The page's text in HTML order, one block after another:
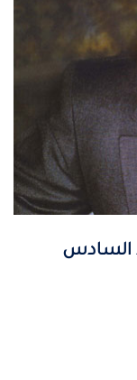
السادس